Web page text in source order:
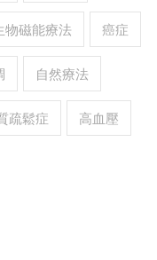
物磁能療法 癌症
自然療法
疏鬆症 高血壓